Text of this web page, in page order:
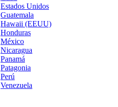
Estados Unidos
Guatemala
Hawaii (EEUU)
Honduras
México
Nicaragua
Panamá
Patagonia
Perú
Venezuela